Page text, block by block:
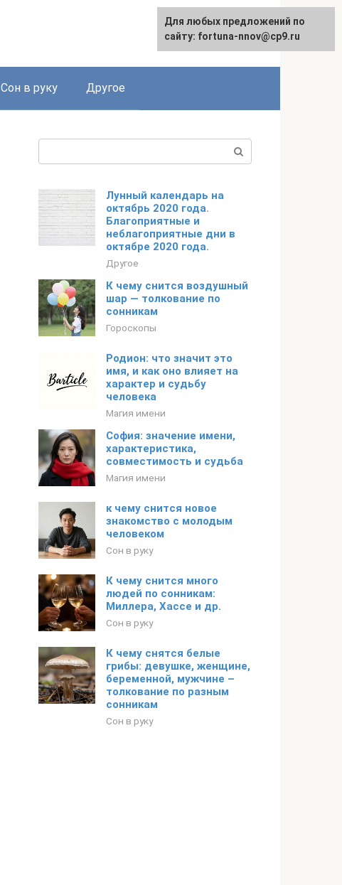
Сон в руку Другое
Лунный календарь на
октябрь 2020 года.
Благоприятные и
неблагоприятные дни в
октябре 2020 года.
Другое
К чему снится воздушный
шар — толкование по
сонникам
Гороскопы
Родион: что значит это
имя, и как оно влияет на
характер и судьбу
человека
Магия имени
София: значение имени,
характеристика,
совместимость и судьба
Магия имени
к чему снится новое
знакомство с молодым
человеком
Сон в руку
К чему снится много
людей по сонникам:
Миллера, Хассе и др.
Сон в руку
К чему снятся белые
грибы: девушке, женщине,
беременной, мужчине –
толкование по разным
сонникам
Сон в руку
Для любых предложений по
сайту: fortuna-nnov@cp9.ru